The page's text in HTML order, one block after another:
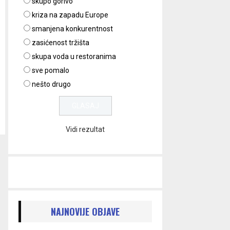
kriza na zapadu Europe
smanjena konkurentnost
zasićenost tržišta
skupa voda u restoranima
sve pomalo
nešto drugo
Vidi rezultat
NAJNOVIJE OBJAVE